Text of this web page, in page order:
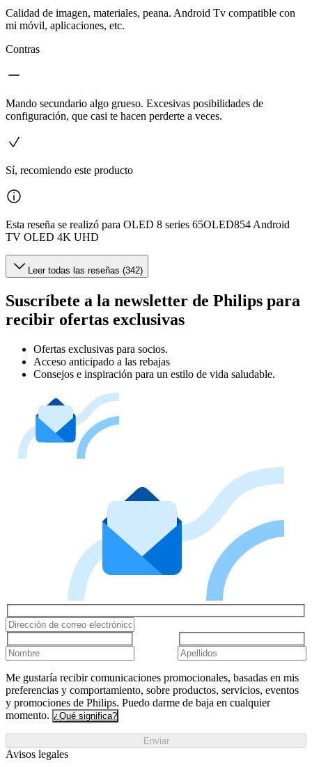
Calidad de imagen, materiales, peana. Android Tv compatible con
mi móvil, aplicaciones, etc.
Contras
Mando secundario algo grueso. Excesivas posibilidades de
configuración, que casi te hacen perderte a veces.
Sí, recomiendo este producto
Esta reseña se realizó para OLED 8 series 65OLED854 Android
TV OLED 4K UHD
Leer todas las reseñas (342)
Suscríbete a la newsletter de Philips para
recibir ofertas exclusivas
Ofertas exclusivas para socios.
Acceso anticipado a las rebajas
Consejos e inspiración para un estilo de vida saludable.
Me gustaría recibir comunicaciones promocionales, basadas en mis
preferencias y comportamiento, sobre productos, servicios, eventos
y promociones de Philips. Puedo darme de baja en cualquier
momento. ¿Qué significa?
Enviar
Avisos legales